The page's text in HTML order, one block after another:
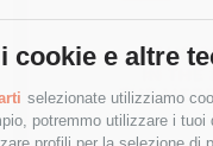
cookie e altre
selezionate utilizziamo
potremmo utilizzare i